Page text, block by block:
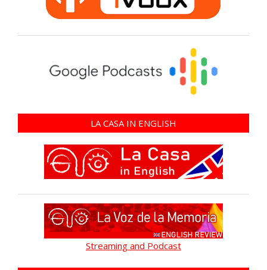
LA CASA IN ENGLISH
Streaming and Podcast